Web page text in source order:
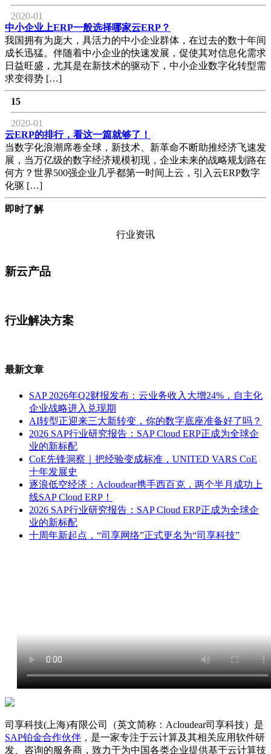
2020-01
中小企业上ERP一般选择哪家云ERP？
我国拥有为庞大，具活力的中小企业群体，在过去的数十年间
成长迅猛。伴随着中小企业的快速发展，促使其对信息化需求
日益旺盛，尤其是在新技术的驱动下，中小企业数字化转型需
求变得势 […]
15
2020-01
云ERP的排行，看这一篇就够了！
当数字化浪潮席卷全球，新技术、新革命不断助推经济飞速发
展，当万亿级的数字经济规模初现，企业未来的战略规划路在
何方？世界500强企业几乎都第一时间上云，引入云ERP数字
化驱 […]
即时了解
行业资讯
新云产品
行业解决方案
最新文章
SAP 2026年Q2财报发布：云业务收入大增24%，自主化
企业战略进入兑现期
AI转型正迎来三大新转变，你的数字底座准备好了吗？
2026 SAP行业研究报告：SAP Cloud ERP正成为全球企
业的新标配
CoE先锋洞察｜把经验变成标准，UNITED VARS CoE
十年发展史
逐浪低空经济：Acloudear携手西百克，两个半月成功上
线SAP Cloud ERP！
2026 SAP行业研究报告：SAP Cloud ERP正成为全球企
业的新标配
十周年新起点，“司享网络”正式更名为“司享科技”
司享科技(上海)有限公司（英文简称：Acloudear司享科技）是
SAP铂金合作伙伴 ，是一家专注于云计算及其相关应用软件研
发、咨询的服务商，致力于为中国各类企业提供基于云计算技